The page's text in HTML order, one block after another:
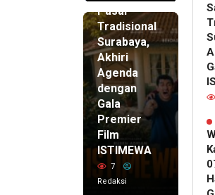
Pasar
Tradisional
Surabaya,
Akhiri
Agenda
dengan
Gala
Premier
Film
ISTIMEWA
7
Redaksi